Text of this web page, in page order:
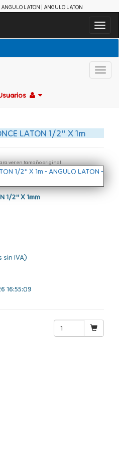
LATON | ANGULO LATON
LATON 1/2" X 1m
ver en tamaño original
1/2" X 1mm
sin IVA)
16:55:09